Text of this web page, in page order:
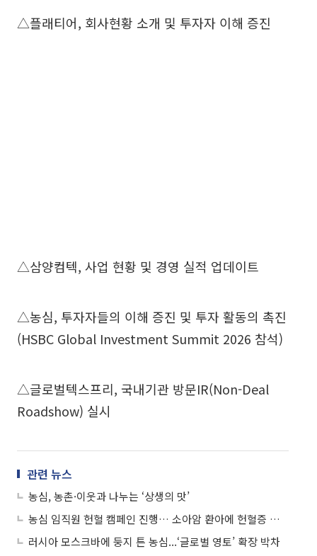
△플래티어, 회사현황 소개 및 투자자 이해 증진
△삼양컴텍, 사업 현황 및 경영 실적 업데이트
△농심, 투자자들의 이해 증진 및 투자 활동의 촉진
(HSBC Global Investment Summit 2026 참석)
△글로벌텍스프리, 국내기관 방문IR(Non-Deal
Roadshow) 실시
관련 뉴스
농심, 농촌·이웃과 나누는 ‘상생의 맛’
농심 임직원 헌혈 캠페인 진행… 소아암 환아에 헌혈증 기부
러시아 모스크바에 둥지 튼 농심...‘글로벌 영토’ 확장 박차